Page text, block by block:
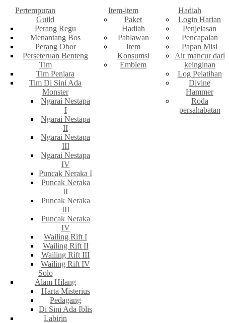
Pertempuran
Guild
Perang Regu
Menantang Bos
Perang Obor
Perseteruan Benteng
Tim
Tim Penjara
Tim Di Sini Ada
Monster
Ngarai Nestapa
I
Ngarai Nestapa
II
Ngarai Nestapa
III
Ngarai Nestapa
IV
Puncak Neraka I
Puncak Neraka
II
Puncak Neraka
III
Puncak Neraka
IV
Wailing Rift I
Wailing Rift II
Wailing Rift III
Wailing Rift IV
Solo
Alam Hilang
Harta Misterius
Pedagang
Di Sini Ada Iblis
Labirin
Item-item
Paket
Hadiah
Pahlawan
Item
Konsumsi
Emblem
Hadiah
Login Harian
Penjelasan
Pencapaian
Papan Misi
Air mancur dari
keinginan
Log Pelatihan
Divine
Hammer
Roda
persahabatan